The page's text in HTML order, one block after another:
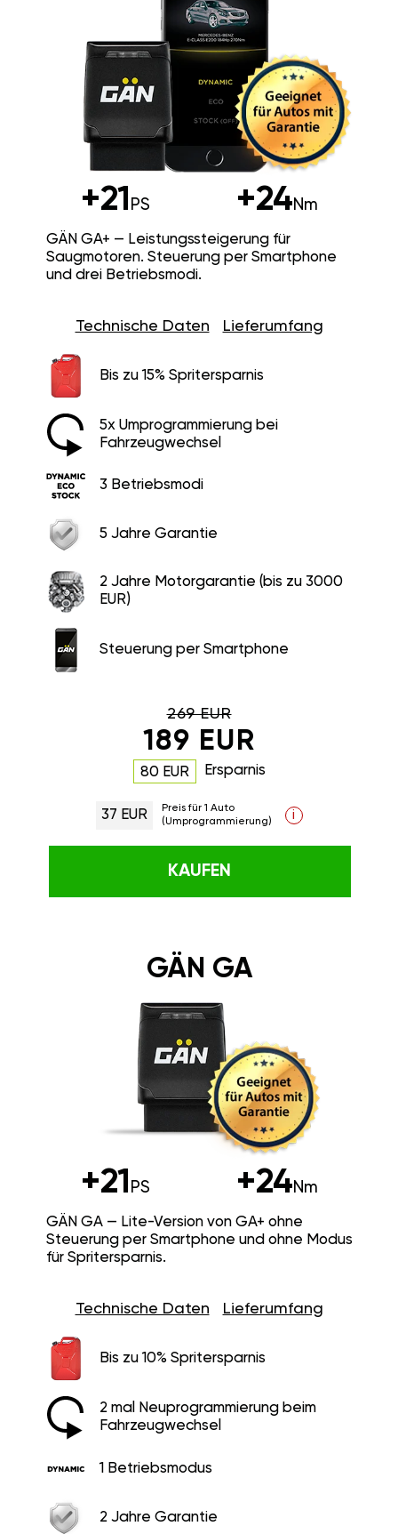
+21 PS +24Nm
GÄN GA+ — Leistungssteigerung für
Saugmotoren. Steuerung per Smartphone
und drei Betriebsmodi.
Technische Daten Lieferumfang
Bis zu 15% Spritersparnis
5x Umprogrammierung bei
Fahrzeugwechsel
3 Betriebsmodi
5 Jahre Garantie
2 Jahre Motorgarantie (bis zu 3000
EUR)
Steuerung per Smartphone
269 EUR
189 EUR
80 EUR Ersparnis
37 EUR
Preis für 1 Auto
(Umprogrammierung)
i
KAUFEN
GÄN GA
+21 PS +24Nm
GÄN GA — Lite-Version von GA+ ohne
Steuerung per Smartphone und ohne Modus
für Spritersparnis.
Technische Daten Lieferumfang
Bis zu 10% Spritersparnis
2 mal Neuprogrammierung beim
Fahrzeugwechsel
1 Betriebsmodus
2 Jahre Garantie